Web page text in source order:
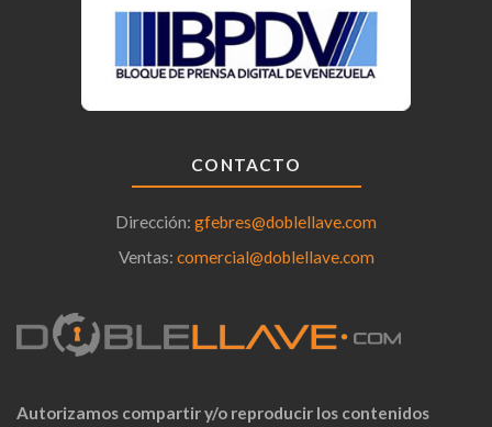
CONTACTO
Dirección: gfebres@doblellave.com
Ventas: comercial@doblellave.com
Autorizamos compartir y/o reproducir los contenidos